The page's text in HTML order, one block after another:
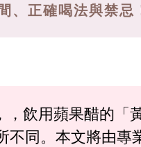
、正確喝法與禁忌
飲用蘋果醋的「
同。本文將由專